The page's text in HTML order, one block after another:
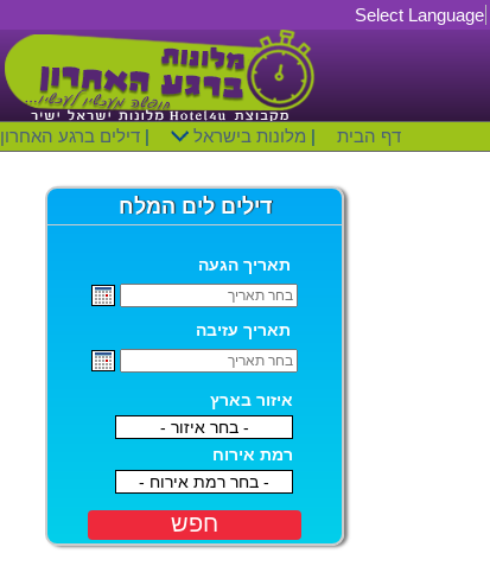
Select Language
דילים ברגע האחרון | מלונות בישראל | דף הבית
דילים לים המלח
תאריך הגעה
תאריך עזיבה
איזור בארץ
- בחר איזור -
רמת אירוח
- בחר רמת אירוח -
חפש